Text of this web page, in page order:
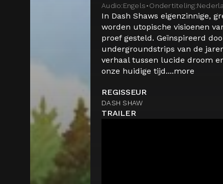
Audio:Engels•Ondertiteling:
In Dash Shaws eigenzinnige,
worden utopische visioenen
proef gesteld. Geïnspireerd
undergroundstrips van de
verhaal tussen lucide droom
onze huidige tijd....more
REGISSEUR
DASH SHAW
TRAILER